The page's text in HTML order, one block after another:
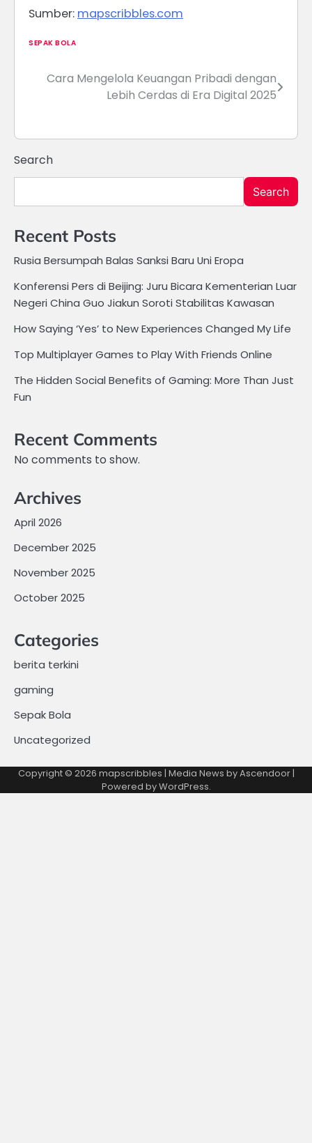
Sumber: mapscribbles.com
SEPAK BOLA
Post
Cara Mengelola Keuangan Pribadi dengan
Lebih Cerdas di Era Digital 2025
Search
Search
Recent Posts
Rusia Bersumpah Balas Sanksi Baru Uni Eropa
Konferensi Pers di Beijing: Juru Bicara Kementerian Luar
Negeri China Guo Jiakun Soroti Stabilitas Kawasan
How Saying ‘Yes’ to New Experiences Changed My Life
Top Multiplayer Games to Play With Friends Online
The Hidden Social Benefits of Gaming: More Than Just
Fun
Recent Comments
No comments to show.
Archives
April 2026
December 2025
November 2025
October 2025
Categories
berita terkini
gaming
Sepak Bola
Uncategorized
Copyright © 2026 mapscribbles | Media News byAscendoor|
Powered byWordPress.